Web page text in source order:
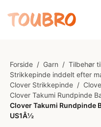
Forside / Garn / Tilbehør
Strikkepinde inddelt efter
Clover Strikkepinde /
Clover Takumi Rundpinde
Clover Takumi Rundpinde
US1Â½